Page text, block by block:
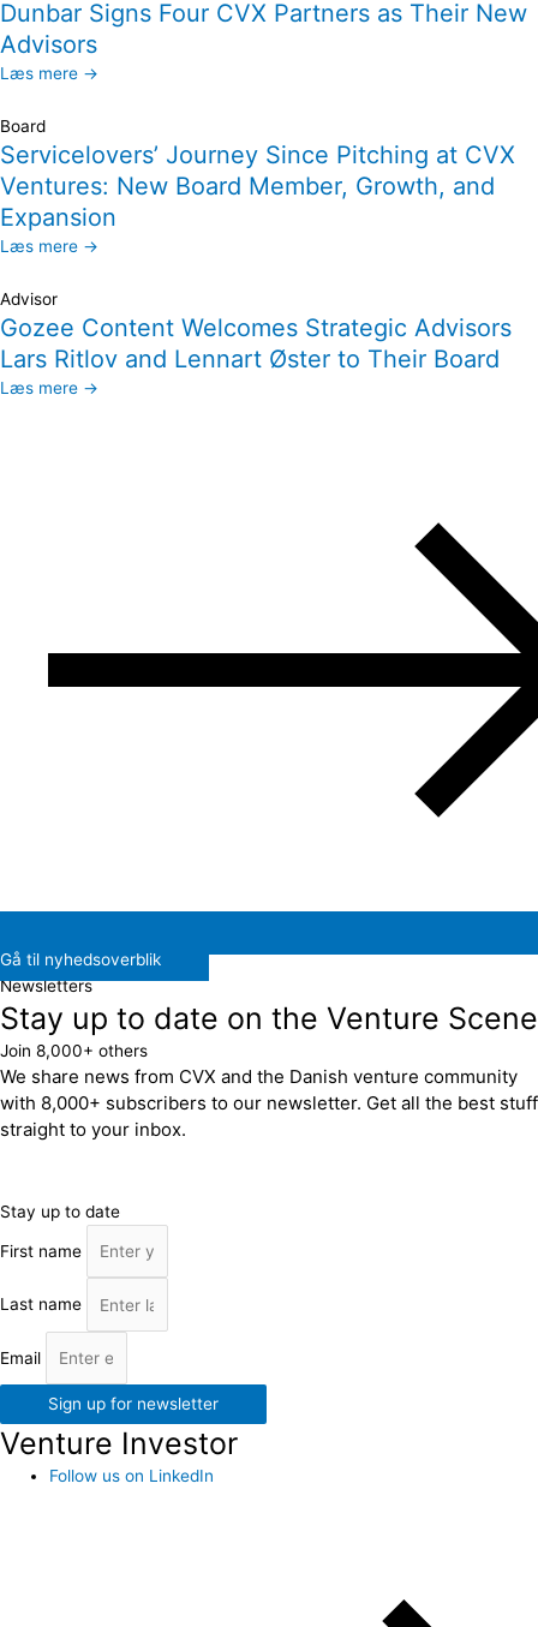
Dunbar Signs Four CVX Partners as Their New
Advisors
Læs mere →
Board
Servicelovers’ Journey Since Pitching at CVX
Ventures: New Board Member, Growth, and
Expansion
Læs mere →
Advisor
Gozee Content Welcomes Strategic Advisors
Lars Ritlov and Lennart Øster to Their Board
Læs mere →
Gå til nyhedsoverblik
Newsletters
Stay up to date on the Venture Scene
Join 8,000+ others
We share news from CVX and the Danish venture community
with 8,000+ subscribers to our newsletter. Get all the best stuff
straight to your inbox.
Stay up to date
First name
Last name
Email
Sign up for newsletter
Venture Investor
Follow us on LinkedIn